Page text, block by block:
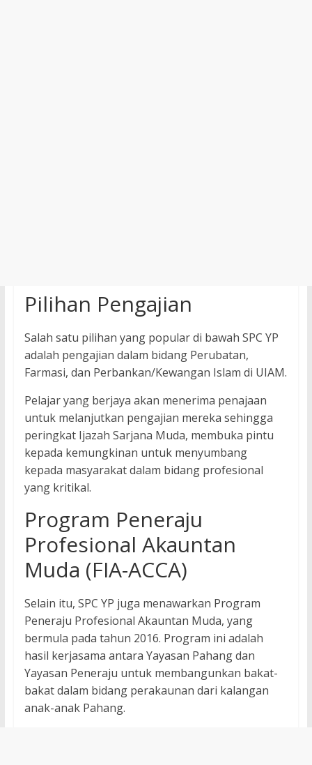
Pilihan Pengajian
Salah satu pilihan yang popular di bawah SPC YP
adalah pengajian dalam bidang Perubatan,
Farmasi, dan Perbankan/Kewangan Islam di UIAM.
Pelajar yang berjaya akan menerima penajaan
untuk melanjutkan pengajian mereka sehingga
peringkat Ijazah Sarjana Muda, membuka pintu
kepada kemungkinan untuk menyumbang
kepada masyarakat dalam bidang profesional
yang kritikal.
Program Peneraju
Profesional Akauntan
Muda (FIA-ACCA)
Selain itu, SPC YP juga menawarkan Program
Peneraju Profesional Akauntan Muda, yang
bermula pada tahun 2016. Program ini adalah
hasil kerjasama antara Yayasan Pahang dan
Yayasan Peneraju untuk membangunkan bakat-
bakat dalam bidang perakaunan dari kalangan
anak-anak Pahang.